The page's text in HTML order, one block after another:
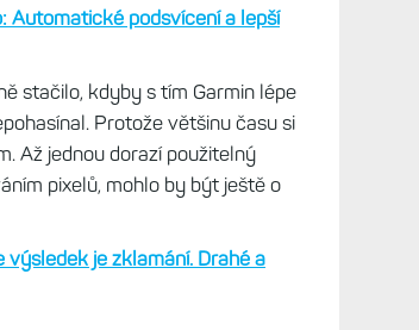
Automatické podsvícení a lepší
stačilo, kdyby s tím Garmin lépe
Protože většinu času si
Až jednou dorazí použitelný
pixelů, mohlo by být ještě o
výsledek je zklamání. Drahé a